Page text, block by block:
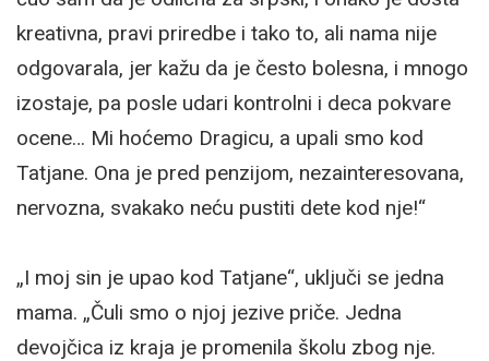
kreativna, pravi priredbe i tako to, ali nama nije
odgovarala, jer kažu da je često bolesna, i mnogo
izostaje, pa posle udari kontrolni i deca pokvare
ocene… Mi hoćemo Dragicu, a upali smo kod
Tatjane. Ona je pred penzijom, nezainteresovana,
nervozna, svakako neću pustiti dete kod nje!“
„I moj sin je upao kod Tatjane“, uključi se jedna
mama. „Čuli smo o njoj jezive priče. Jedna
devojčica iz kraja je promenila školu zbog nje.